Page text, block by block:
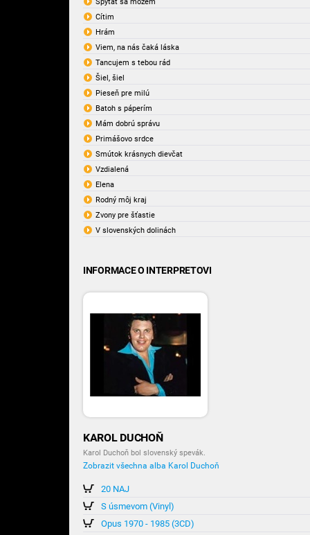
Cítim
Hrám
Viem, na nás čaká láska
Tancujem s tebou rád
Šiel, šiel
Pieseň pre milú
Batoh s páperím
Mám dobrú správu
Primášovo srdce
Smútok krásnych dievčat
Vzdialená
Elena
Rodný môj kraj
Zvony pre šťastie
V slovenských dolinách
INFORMACE O INTERPRETOVI
KAROL DUCHOŇ
Karol Duchoň bol slovenský spevák.
Zobrazit všechna alba Karol Duchoň
20 NAJ
S úsmevom (Vinyl)
Opus 1970 - 1985 (3CD)